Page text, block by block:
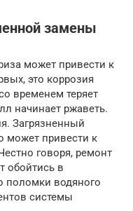
замены
может привести к
это коррозия
временем теряет
начинает ржаветь.
Загрязненный
может привести к
говоря, ремонт
обойтись в
поломки водяного
системы